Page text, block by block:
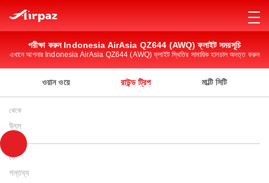
পরীক্ষা করুন Indonesia AirAsia QZ644 (AWQ) ফ্লাইট সময়সূচি
এখানে আপনার Indonesia AirAsia QZ644 (AWQ) ফ্লাইট স্থিতির সামায়িক হালচাল অদত্ত করুন
ওয়ান ওয়ে রাউন্ড ট্রিপ মাল্টি সিটি
থেকে
উৎস
তে
গন্তব্য